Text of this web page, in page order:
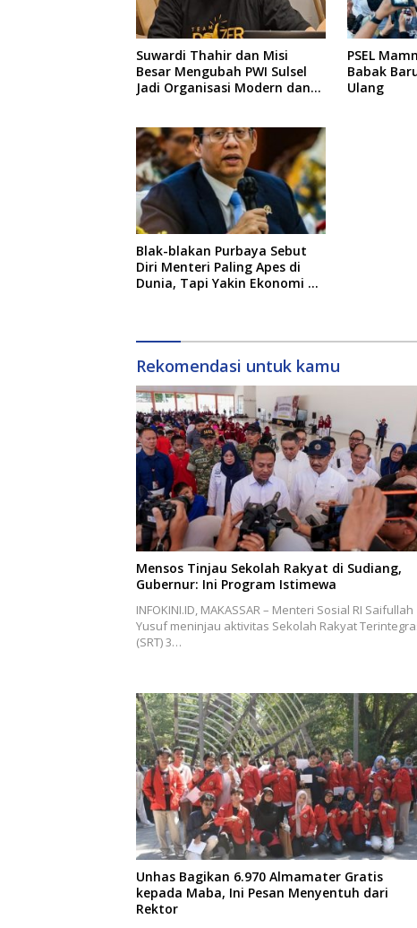
Suwardi Thahir dan Misi
Besar Mengubah PWI Sulsel
Jadi Organisasi Modern dan
PSEL
Babak
Ulang
Blak-blakan Purbaya Sebut
Diri Menteri Paling Apes di
Dunia, Tapi Yakin Ekonomi RI
Rekomendasi untuk kamu
Mensos Tinjau Sekolah Rakyat di Sudiang,
Gubernur: Ini Program Istimewa
INFOKINI.ID, MAKASSAR – Menteri Sosial RI Saifullah
Yusuf meninjau aktivitas Sekolah Rakyat
(SRT) 3…
Unhas Bagikan 6.970 Almamater Gratis
kepada Maba, Ini Pesan Menyentuh dari
Rektor